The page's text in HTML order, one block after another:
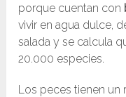
porque cuentan con
vivir en agua dulce,
salada y se calcula
20.000 especies.
Los peces tienen un